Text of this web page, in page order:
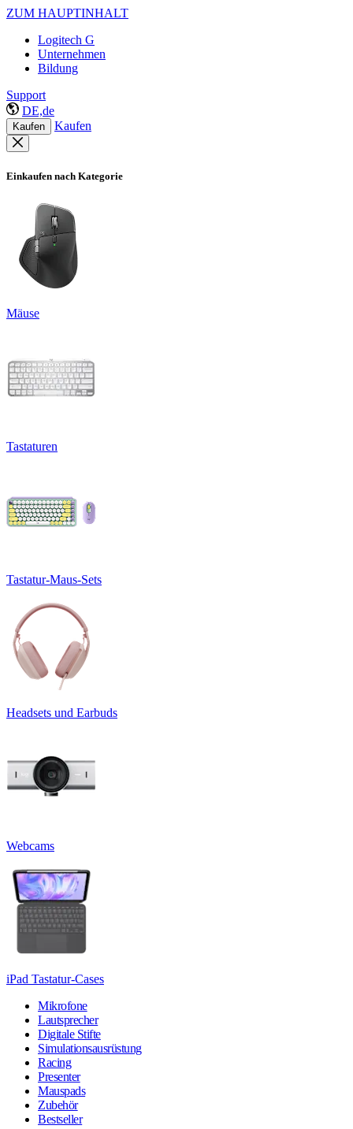
ZUM HAUPTINHALT
Logitech G
Unternehmen
Bildung
Support
DE,de
Kaufen Kaufen
Einkaufen nach Kategorie
Mäuse
Tastaturen
Tastatur-Maus-Sets
Headsets und Earbuds
Webcams
iPad Tastatur-Cases
Mikrofone
Lautsprecher
Digitale Stifte
Simulationsausrüstung
Racing
Presenter
Mauspads
Zubehör
Bestseller